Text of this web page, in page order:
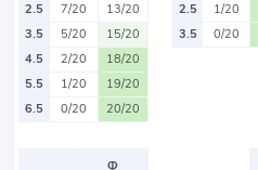
2.5
7/20
13/20
3.5
5/20
15/20
4.5
2/20
18/20
5.5
1/20
19/20
6.5
0/20 20/20
2.5
1/20
3.5
0/20
Ф